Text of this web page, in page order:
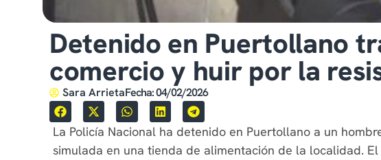
Detenido en Puertollano
comercio y huir por la
Sara ArrietaFecha:04/02/2026
La Policía Nacional ha detenido en Puertollano a un
simulada en una tienda de alimentación de la localidad.